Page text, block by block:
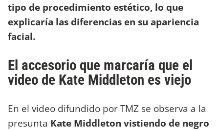
tipo de procedimiento estético, lo que
explicaría las diferencias en su apariencia
facial.
El accesorio que marcaría que el
video de Kate Middleton es viejo
En el video difundido por TMZ se observa a la
presunta Kate Middleton vistiendo de negro